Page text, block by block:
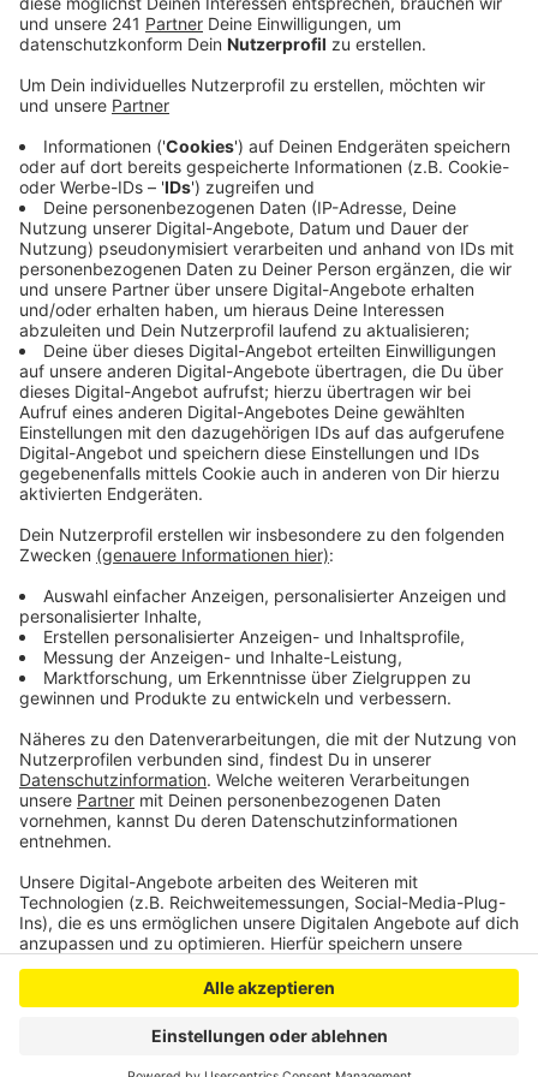
Anzeige
Veröffentlicht:Dienstag, 30.06.2026 15:39
Anzeige
Das Ganze ist Teil einer großflächigen
Schienensanierung zwischen Troisdorf und Wiesbaden.
Lange pendelte die S13 zwischen Köln und Troisdorf;
jetzt soll sie bis nach Bonn ausgeweitet werden. Jens
Sülwold, Projektleiter bei der Deutschen Bahn:
Wir bauen jetzt seit zehn Jahren tatsächlich
genau an der S13 zwischen Troisdorf und Bonn-
Beuel. Und mit dieser fünfmonatigen Sperrung
werden wir dann die Inbetriebnahme im
Dezember herstellen können. Dazu ist natrürlich
jetzt noch eine Menge Gleisbau, Brückenbau etc
notwendig, aber das ist das Ziel.
Ab 2030 soll die S13-Strecke dann noch weiter bis
nach Bonn-Oberkassel führen.
Anzeige